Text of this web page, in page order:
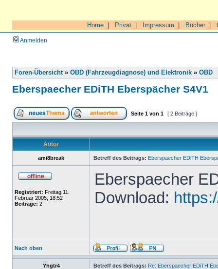
Home Privat Impressum Bücher|
Anmelden
Foren-Übersicht» OBD (Fahrzeugdiagnose) und Elektronik » OBD
Eberspaecher EDiTH Eberspächer S4V1
Seite 1 von 1 [ 2 Beiträge ]
Autor
ami8break Betreff des Beitrags: Eberspaecher EDiTH
Registriert: Freitag 11.
Februar 2005, 18:52
Beiträge: 2
Eberspaecher
Download:
Nach oben
Yhgtr4 Betreff des Beitrags: Re: Eberspaecher EDiTH